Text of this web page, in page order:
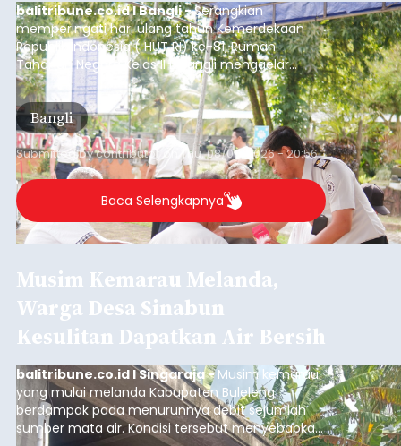
balitribune.co.id I Bangli -Serangkian
memperingati hari ulang tahun Kemerdekaan
Republik Indonesia ( HUT RI) ke-81, Rumah
Tahanan Negara Kelas II B Bangli menggelar
kegiatan pemeriksaan kesehatan gratis, Rabu
(6/8/2026).
Bangli
Submitted bycontributor Thu, 08/06/2026 - 20:56
Baca Selengkapnya
Musim Kemarau Melanda,
Warga Desa Sinabun
Kesulitan Dapatkan Air Bersih
balitribune.co.id I Singaraja -Musim kemarau
yang mulai melanda Kabupaten Buleleng
berdampak pada menurunnya debit sejumlah
sumber mata air. Kondisi tersebut menyebabkan